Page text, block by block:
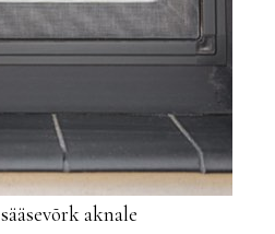
aknale